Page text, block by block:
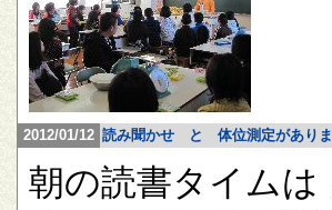
2012/01/12 読み聞かせ と 体位測定があり
朝の読書タイム